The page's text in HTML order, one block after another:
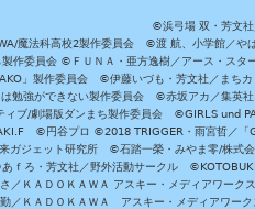
©浜弓場 双・芳文社
魔法科高校2製作委員会 ©渡 航、小学館／や
作委員会 ©ＦＵＮＡ・亜方逸樹／アース・ス
」製作委員会 ©伊藤いづも・芳文社／まち
勉強ができない製作委員会 ©赤坂アカ／集英
ィブ/劇場版ダンまち製作委員会 ©GIRLS und
©円谷プロ ©2018 TRIGGER・雨宮哲／
ジェット研究所 ©石踏一榮・みやま零/株式
ｆろ・芳文社／野外活動サークル
／ＫＡＤＯＫＡＷＡ アスキー・メディアワー
／ＫＡＤＯＫＡＷＡ アスキー・メディアワ